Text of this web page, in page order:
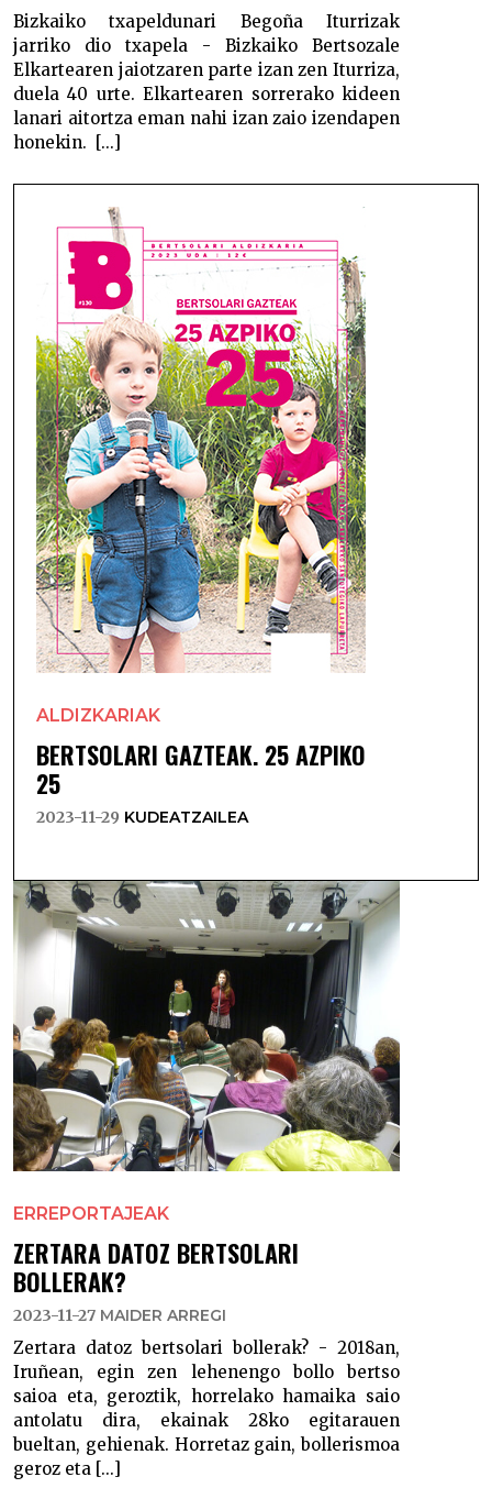
Bizkaiko txapeldunari Begoña Iturrizak
jarriko dio txapela - Bizkaiko Bertsozale
Elkartearen jaiotzaren parte izan zen Iturriza,
duela 40 urte. Elkartearen sorrerako kideen
lanari aitortza eman nahi izan zaio izendapen
honekin. [...]
ALDIZKARIAK
BERTSOLARI GAZTEAK. 25 AZPIKO
25
2023-11-29 KUDEATZAILEA
ERREPORTAJEAK
ZERTARA DATOZ BERTSOLARI
BOLLERAK?
2023-11-27 MAIDER ARREGI
Zertara datoz bertsolari bollerak? - 2018an,
Iruñean, egin zen lehenengo bollo bertso
saioa eta, geroztik, horrelako hamaika saio
antolatu dira, ekainak 28ko egitarauen
bueltan, gehienak. Horretaz gain, bollerismoa
geroz eta [...]